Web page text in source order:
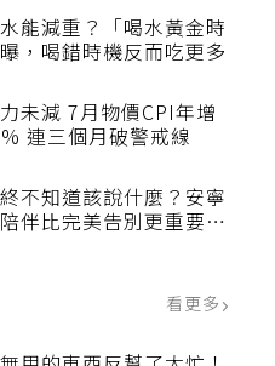
能減重？「喝水黃金時
，喝錯時機反而吃更多
未減 7月物價CPI年增
連三個月破警戒線
不知道該說什麼？安寧
伴比完美告別更重要，